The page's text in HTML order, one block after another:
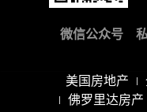
微信公众号 私
美国房地产
佛罗里达房产